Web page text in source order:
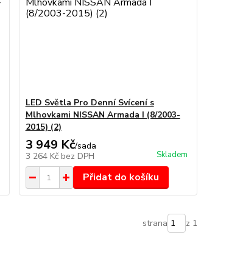
LED Světla Pro Denní Svícení s
Mlhovkami NISSAN Armada I (8/2003-
2015) (2)
3 949 Kč/sada
3 264 Kč bez DPH Skladem
Přidat do košíku
strana z 1